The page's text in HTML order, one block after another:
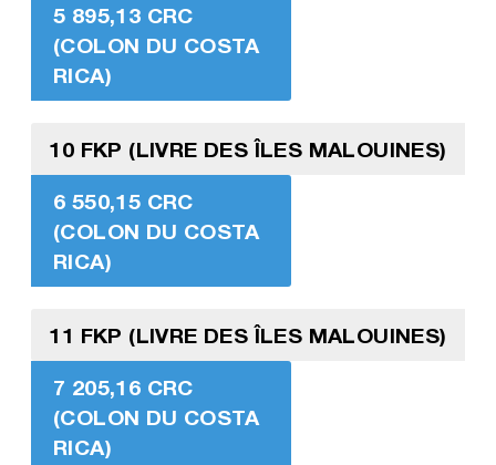
5 895,13 CRC
(COLON DU COSTA
RICA)
10 FKP (LIVRE DES ÎLES MALOUINES)
6 550,15 CRC
(COLON DU COSTA
RICA)
11 FKP (LIVRE DES ÎLES MALOUINES)
7 205,16 CRC
(COLON DU COSTA
RICA)